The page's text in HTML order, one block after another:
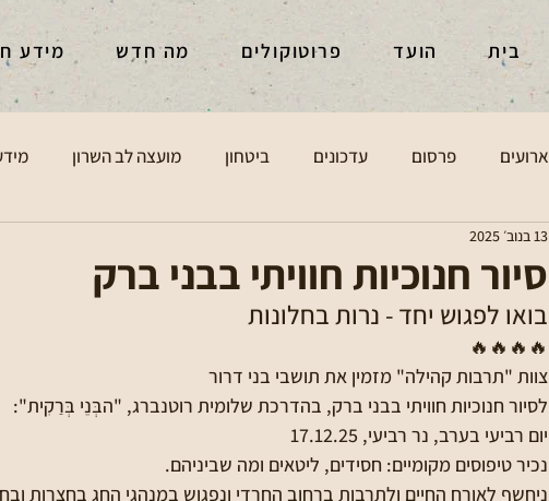
בית הועד פרוטוקולים מה חדש מידע
ארועים פרסום עדכונים ביטחון מועצה לב השרון
סיור חנוכיות חוויתי בבני ברק
13 בנוב׳ 2025
בואו לפגוש יחד - נרות בחלונות
🔥🔥🔥🔥
צוות "תרבות קהילה" מזמין את תושבי בני דרור
לסיור חנוכיות חוויתי בבני ברק, בהדרכת שלומית רוטנברג, "הבְּנֵי בְּרַקִית":
יום רביעי בערב, נר רביעי, 17.12.25
נכיר טיפוסים מקומיים: חסידים, ליטאים ומה שביניהם.
ניחשף לאורח החיים ולתרבות ברחוב החרדי ונפגוש במנהגי החג בחצרות